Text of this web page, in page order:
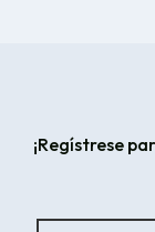
¡Regístrese